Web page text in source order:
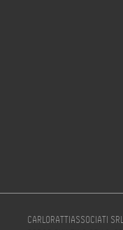
CARLORATTIASSOCIATI SRL